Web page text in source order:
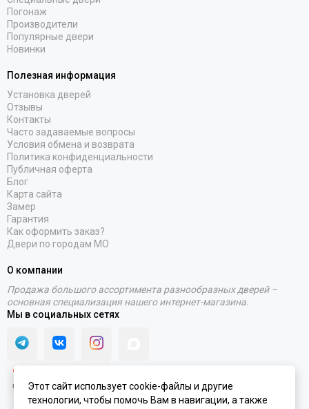
Погонаж
Производители
Популярные двери
Новинки
Полезная информация
Установка дверей
Отзывы
Контакты
Часто задаваемые вопросы
Условия обмена и возврата
Политика конфиденциальности
Публичная оферта
Блог
Карта сайта
Замер
Гарантия
Как оформить заказ?
Двери по городам МО
О компании
Продажа большого ассортимента разнообразных дверей –
основная специализация нашего интернет-магазина.
Мы в социальных сетях
Этот сайт использует cookie-файлы и другие
технологии, чтобы помочь Вам в навигации, а также